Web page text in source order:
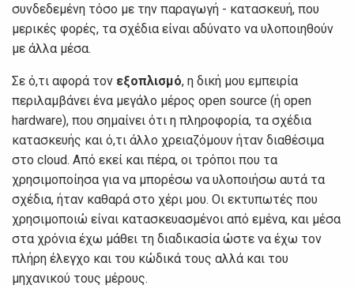
συνδεδεμένη τόσο με την παραγωγή - κατασκευή, που
μερικές φορές, τα σχέδια είναι αδύνατο να υλοποιηθούν
με άλλα μέσα.
Σε ό,τι αφορά τον εξοπλισμό, η δική μου εμπειρία
περιλαμβάνει ένα μεγάλο μέρος open source (ή open
hardware), που σημαίνει ότι η πληροφορία, τα σχέδια
κατασκευής και ό,τι άλλο χρειαζόμουν ήταν διαθέσιμα
στο cloud. Από εκεί και πέρα, οι τρόποι που τα
χρησιμοποίησα για να μπορέσω να υλοποιήσω αυτά τα
σχέδια, ήταν καθαρά στο χέρι μου. Οι εκτυπωτές που
χρησιμοποιώ είναι κατασκευασμένοι από εμένα, και μέσα
στα χρόνια έχω μάθει τη διαδικασία ώστε να έχω τον
πλήρη έλεγχο και του κώδικά τους αλλά και του
μηχανικού τους μέρους.